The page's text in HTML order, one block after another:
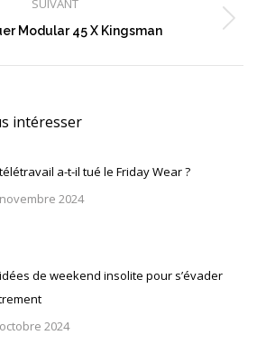
SUIVANT
Article
Modular 45 X Kingsman
intéresser
a-t-il tué le Friday Wear ?
2024
de weekend insolite pour s’évader
2024